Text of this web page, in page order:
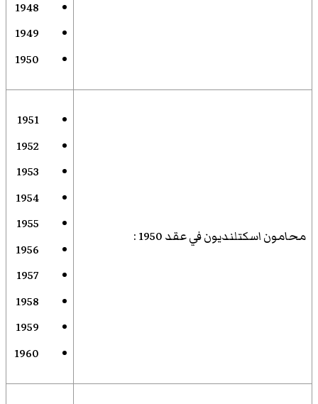
1948
1949
1950
محامون اسكتلنديون في عقد 1950 :
1951
1952
1953
1954
1955
1956
1957
1958
1959
1960